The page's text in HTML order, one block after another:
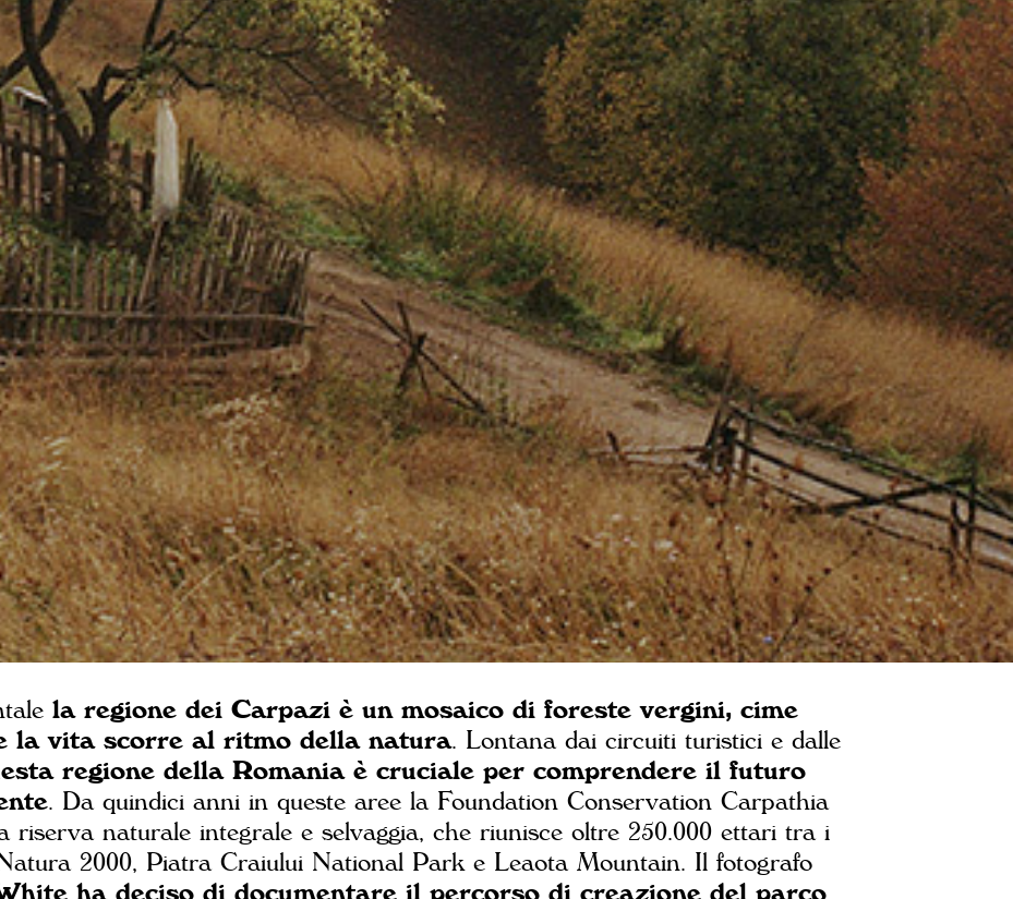
la regione dei Carpazi è un mosaico di foreste vergini, cime
la vita scorre al ritmo della natura. Lontana dai circuiti turistici e dalle
regione della Romania è cruciale per comprendere il futuro
. Da quindici anni in queste aree la Foundation Conservation Carpathia
riserva naturale integrale e selvaggia, che riunisce oltre 250.000 ettari tra i
2000, Piatra Craiului National Park e Leaota Mountain. Il fotografo
ha deciso di documentare il percorso di creazione del parco